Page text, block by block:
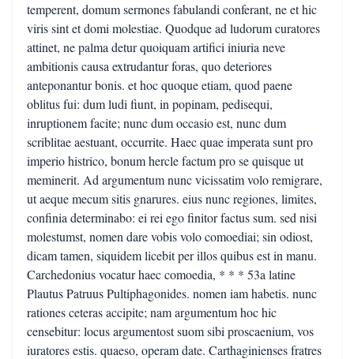
temperent, domum sermones fabulandi conferant, ne et hic
viris sint et domi molestiae. Quodque ad ludorum curatores
attinet, ne palma detur quoiquam artifici iniuria neve
ambitionis causa extrudantur foras, quo deteriores
anteponantur bonis. et hoc quoque etiam, quod paene
oblitus fui: dum ludi fiunt, in popinam, pedisequi,
inruptionem facite; nunc dum occasio est, nunc dum
scriblitae aestuant, occurrite. Haec quae imperata sunt pro
imperio histrico, bonum hercle factum pro se quisque ut
meminerit. Ad argumentum nunc vicissatim volo remigrare,
ut aeque mecum sitis gnarures. eius nunc regiones, limites,
confinia determinabo: ei rei ego finitor factus sum. sed nisi
molestumst, nomen dare vobis volo comoediai; sin odiost,
dicam tamen, siquidem licebit per illos quibus est in manu.
Carchedonius vocatur haec comoedia, * * * 53a latine
Plautus Patruus Pultiphagonides. nomen iam habetis. nunc
rationes ceteras accipite; nam argumentum hoc hic
censebitur: locus argumentost suom sibi proscaenium, vos
iuratores estis. quaeso, operam date. Carthaginienses fratres